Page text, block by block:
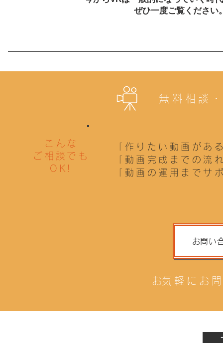
ぜひ一度ご覧ください
無料相談
「作りたい動画があ
「動画完成までの流
「動画の運用までサ
こんな
ご相談でも
OK!
お問い
お気軽にお